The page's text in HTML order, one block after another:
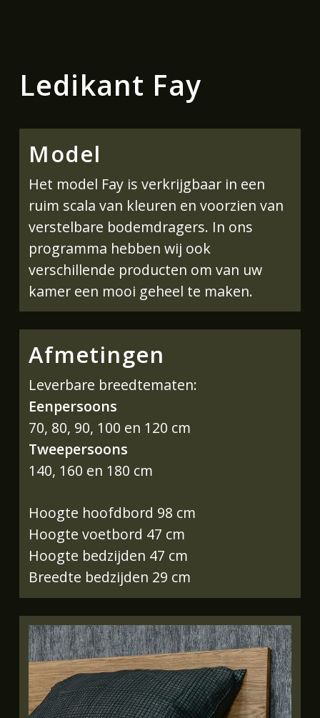
Ledikant Fay
Model
Het model Fay is verkrijgbaar in een
ruim scala van kleuren en voorzien van
verstelbare bodemdragers. In ons
programma hebben wij ook
verschillende producten om van uw
kamer een mooi geheel te maken.
Afmetingen
Leverbare breedtematen:
Eenpersoons
70, 80, 90, 100 en 120 cm
Tweepersoons
140, 160 en 180 cm
Hoogte hoofdbord 98 cm
Hoogte voetbord 47 cm
Hoogte bedzijden 47 cm
Breedte bedzijden 29 cm